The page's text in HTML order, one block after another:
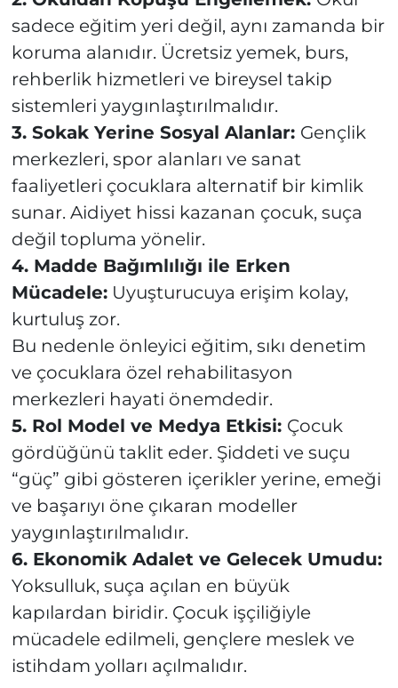
sadece eğitim yeri değil, aynı zamanda bir
koruma alanıdır. Ücretsiz yemek, burs,
rehberlik hizmetleri ve bireysel takip
sistemleri yaygınlaştırılmalıdır.
3. Sokak Yerine Sosyal Alanlar: Gençlik
merkezleri, spor alanları ve sanat
faaliyetleri çocuklara alternatif bir kimlik
sunar. Aidiyet hissi kazanan çocuk, suça
değil topluma yönelir.
4. Madde Bağımlılığı ile Erken
Mücadele:Uyuşturucuya erişim kolay,
kurtuluş zor.
Bu nedenle önleyici eğitim, sıkı denetim
ve çocuklara özel rehabilitasyon
merkezleri hayati önemdedir.
5. Rol Model ve Medya Etkisi: Çocuk
gördüğünü taklit eder. Şiddeti ve suçu
“güç” gibi gösteren içerikler yerine, emeği
ve başarıyı öne çıkaran modeller
yaygınlaştırılmalıdır.
6. Ekonomik Adalet ve Gelecek Umudu:
Yoksulluk, suça açılan en büyük
kapılardan biridir. Çocuk işçiliğiyle
mücadele edilmeli, gençlere meslek ve
istihdam yolları açılmalıdır.